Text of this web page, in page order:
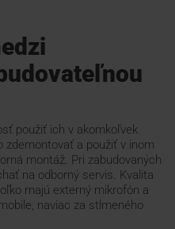
použiť ich v akomkoľvek
zdemontovať a použiť v inom
montáž. Pri zabudovaných
na odborný servis. Kvalita
majú externý mikrofón a
naviac za stlmeného